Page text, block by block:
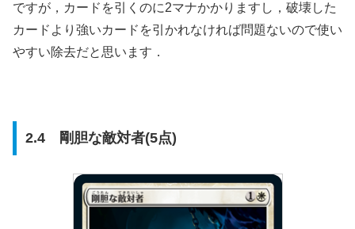
ですが，カードを引くのに2マナかかりますし，破壊した
カードより強いカードを引かれなければ問題ないので使い
やすい除去だと思います．
2.4 剛胆な敵対者(5点)